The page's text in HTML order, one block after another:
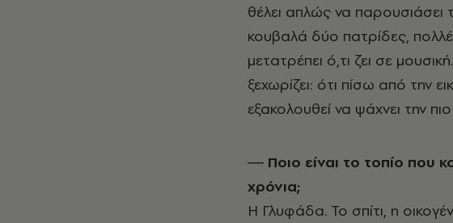
θέλει απλώς να παρουσιάσει
κουβαλά δύο πατρίδες,
μετατρέπει ό,τι ζει σε
ξεχωρίζει: ότι πίσω από την
εξακολουθεί να ψάχνει την
― Ποιο είναι το τοπίο που
χρόνια;
Η Γλυφάδα. Το σπίτι, η